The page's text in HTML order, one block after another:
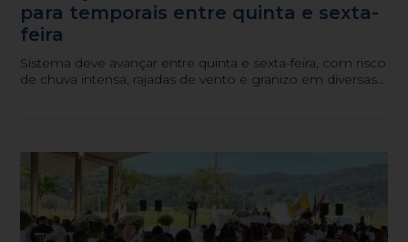
para temporais entre quinta e sexta-
feira
Sistema deve avançar entre quinta e sexta-feira, com risco
de chuva intensa, rajadas de vento e granizo em diversas